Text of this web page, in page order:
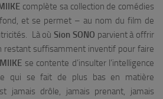
complète sa collection de comédies
et se permet – au nom du film de
Là où Sion SONO parvient à offrir
restant suffisamment inventif pour faire
se contente d’insulter l’intelligence
qui se fait de plus bas en matière
jamais drôle, jamais prenant, jamais